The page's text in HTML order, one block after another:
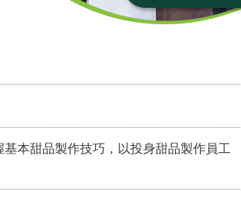
本甜品製作技巧，以投身甜品製作員工